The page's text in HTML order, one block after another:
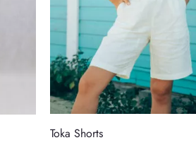
Toka Shorts